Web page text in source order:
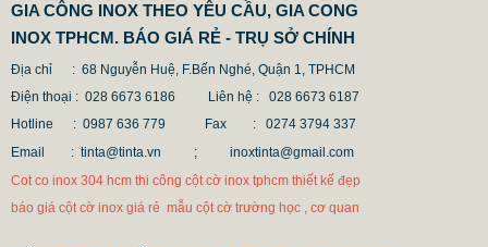
GIA CÔNG INOX THEO YÊU CẦU, GIA CONG
INOX TPHCM. BÁO GIÁ RẺ - TRỤ SỞ CHÍNH
Địa chỉ : 68 Nguyễn Huệ, F.Bến Nghé, Quận 1, TPHCM
Điện thoại : 028 6673 6186
Liên hệ : 028 6673 6187
Hotline : 0987 636 779 Fax
: 0274 3794 337
Email : tinta@tinta.vn ;
inoxtinta@gmail.com
Cot co inox 304 hcm thi công cột cờ inox tphcm thiết kế đẹp
báo giá cột cờ inox giá rẻ mẫu cột cờ trường học , cơ quan